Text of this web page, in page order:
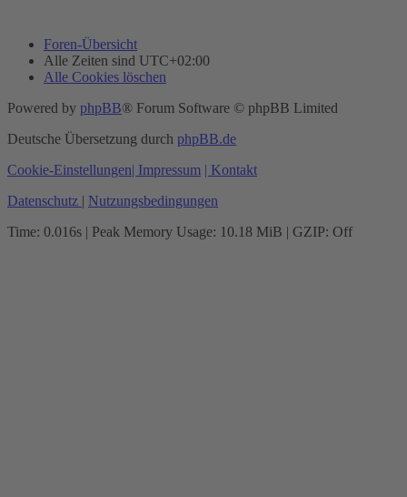
Foren-Übersicht
Alle Zeiten sind UTC+02:00
Alle Cookies löschen
Powered by phpBB® Forum Software © phpBB Limited
Deutsche Übersetzung durch phpBB.de
Cookie-Einstellungen| Impressum | Kontakt
Datenschutz | Nutzungsbedingungen
Time: 0.016s | Peak Memory Usage: 10.18 MiB | GZIP: Off